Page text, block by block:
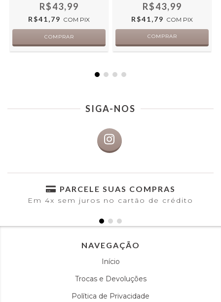
R$43,99
R$41,79 COM PIX
R$43,99
R$41,79 COM PIX
SIGA-NOS
PARCELE SUAS COMPRAS
Em 4x sem juros no cartão de crédito
NAVEGAÇÃO
Início
Trocas e Devoluções
Política de Privacidade